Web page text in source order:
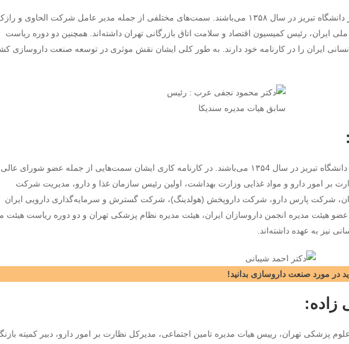
ایشان فارغ‌التحصیل داروسازی از دانشگاه تبریز در سال ۱۳۵۸ می‌باشند. سمت‌های مختلفی از جمله مدیر عامل شرکت الحاوی و
ایران، رئیس کمیسیون اقتصاد و سلامت اتاق بازرگانی تهران داشته‌اند. همچنین دو دوره ریاست
ایران را در کارنامه خود دارند. به طور کلی ایشان نقش موثری در توسعه صنعت داروسازی
ایشان فارغ‌التحصیل داروسازی از دانشگاه تبریز در سال ۱۳۵4 می‌باشند. در کارنامه کاری ایشان سمت‌هایی از جمله عضو شورای‌ عالی
بر امور دارو و مواد غذایی وزارت بهداشت، اولین رئیس سازمان غذا و دارو، مدیریت شرکت
شرکت پارس دارو، شرکت داروپخش (هولدینگ)، شرکت گسترش و سرمایه‌گذاری دارویی ایران
هیئت مدیره انجمن داروسازان ایران، هیئت مدیره نظام پزشکی تهران و دو دوره ریاست هیئت
نیز به عهده داشته‌اند.
در مورد صنعت داروسازی بدانید!
زاده:
پزشکی تهران، رییس هیات مدیره تامین اجتماعی، مدیرکل نظارت بر امور دارو، دبیر کمیته